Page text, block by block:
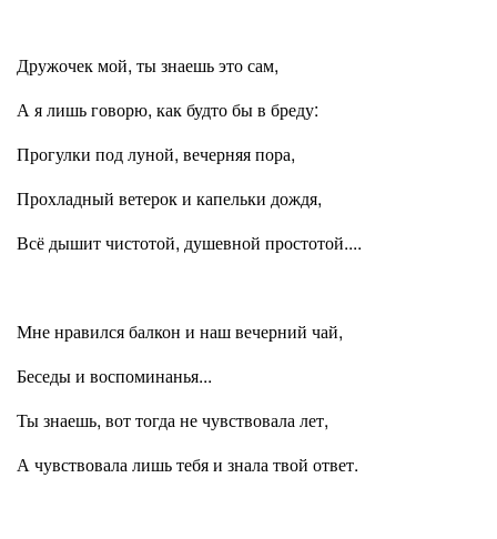
Дружочек мой, ты знаешь это сам,
А я лишь говорю, как будто бы в бреду:
Прогулки под луной, вечерняя пора,
Прохладный ветерок и капельки дождя,
Всё дышит чистотой, душевной простотой....
Мне нравился балкон и наш вечерний чай,
Беседы и воспоминанья...
Ты знаешь, вот тогда не чувствовала лет,
А чувствовала лишь тебя и знала твой ответ.